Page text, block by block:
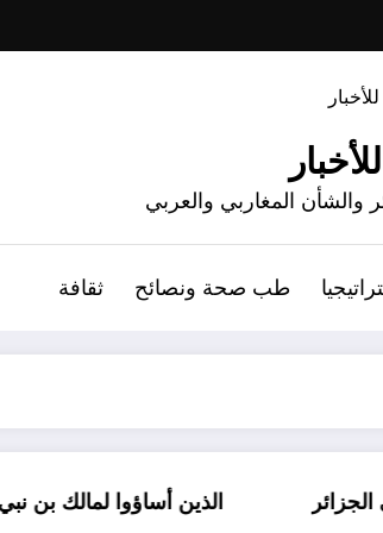
والشأن المغاربي والعربي
طب صحة ونصائح ثقافة
الذين أساؤوا لمالك بن نبي